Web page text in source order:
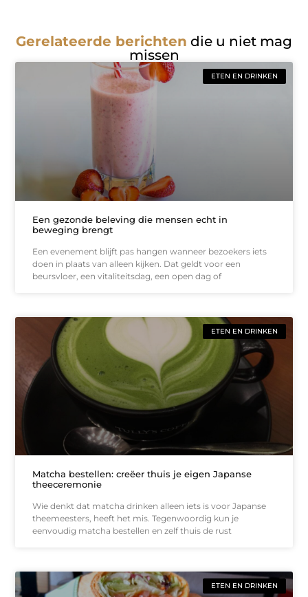
Gerelateerde berichten die u niet mag
missen
ETEN EN DRINKEN
Een gezonde beleving die mensen echt in
beweging brengt
Een evenement blijft pas hangen wanneer bezoekers iets
doen in plaats van alleen kijken. Dat geldt voor een
beursvloer, een vitaliteitsdag, een open dag of
ETEN EN DRINKEN
Matcha bestellen: creëer thuis je eigen Japanse
theeceremonie
Wie denkt dat matcha drinken alleen iets is voor Japanse
theemeesters, heeft het mis. Tegenwoordig kun je
eenvoudig matcha bestellen en zelf thuis de rust
ETEN EN DRINKEN